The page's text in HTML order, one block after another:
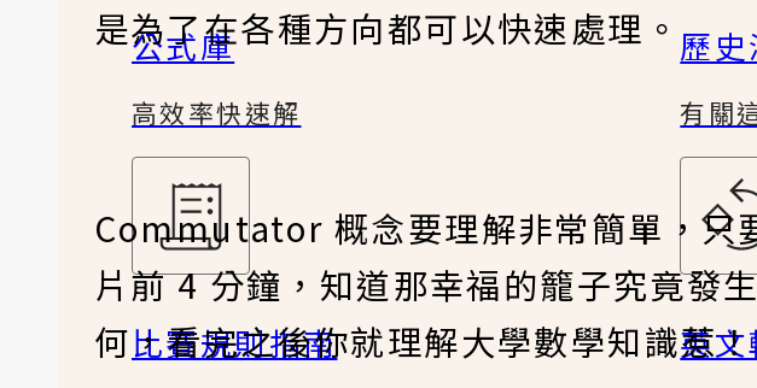
公式庫
高效率快速解
比賽規則指南
歷史
有關
英
是為了在各種方向都可以快速處理。
Commutator 概念要理解非常簡單，只
片前 4 分鐘，知道那幸福的籠子究竟發
何，看完之後你就理解大學數學知識惹！